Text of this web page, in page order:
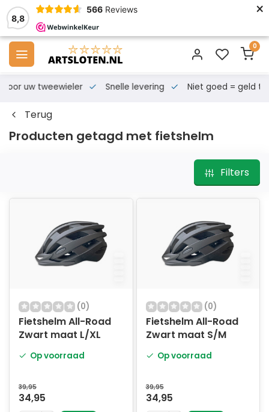
8,8
566 Reviews ×
0
voor uw tweewieler Snelle levering Niet goed = geld
Terug
Producten getagd met fietshelm
Filters
(0)
Fietshelm All-Road
Zwart maat L/XL
Op voorraad
39,95
34,95
(0)
Fietshelm All-Road
Zwart maat S/M
Op voorraad
39,95
34,95